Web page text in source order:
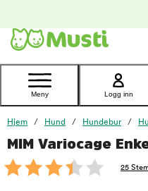
Kontakt
kundeservice
Meny Logg inn
Hjem Hund Hundebur
MIM Variocage
25
foo